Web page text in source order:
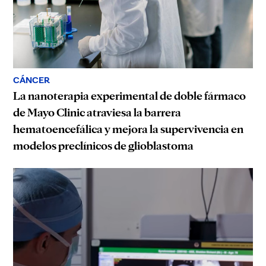
CÁNCER
La nanoterapia experimental de doble fármaco
de Mayo Clinic atraviesa la barrera
hematoencefálica y mejora la supervivencia en
modelos preclínicos de glioblastoma